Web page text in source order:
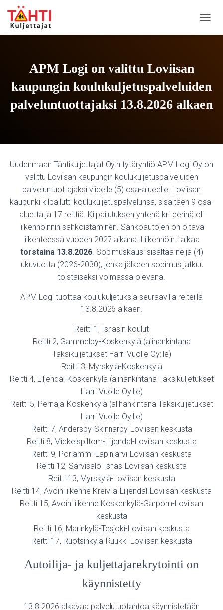
APM Logi on valittu Loviisan
kaupungin koulukuljetuspalveluiden
palveluntuottajaksi 13.8.2026 alkaen
Uudenmaan Tähtikuljettajat Oy:n tytäryhtiö APM Logi Oy on
valittu Loviisan kaupungin koulukuljetuspalveluiden
palveluntuottajaksi viidelle (5) osa-alueelle. Loviisan
kaupunki kilpailutti koulukuljetuspalvelunsa, sisältäen 9 osa-
aluetta ja 17 reittiä. Kilpailutuksen yhtenä kriteerinä oli
liikennöinnin sähköistäminen. Sähköautojen on oltava
liikenteessä vuoden 2027 aikana. Liikennöinti alkaa
torstaina 13.8.2026. Sopimuskausi sisältää neljä (4)
lukuvuotta (2026-2030), jonka jälkeen sopimus jatkuu
toistaiseksi voimassa olevana.
APM Logi tuottaa koulukuljetuksia seuraavilla reiteillä
13.8.2026 alkaen.
Reitti 1, Isnäsin koulut
Reitti 2, Gammelby-Koskenkylä (alihankintana
Taksikuljetukset Harri Vuolle Oy:lle)
Reitti 3, Myrskylä-Koskenkylä
Reitti 4, Liljendal-Koskenkylä (alihankintana Taksikuljetukset
Harri Vuolle Oy:lle)
Reitti 5, Pernaja-Koskenkylä (alihankintana Taksikuljetukset
Harri Vuolle Oy:lle)
Reitti 7, Andersby-Skinnarby-Loviisan keskusta
Reitti 8, Mickelspiltom-Liljendal-Loviisan keskusta
Reitti 9, Porlammi-Lapinjärvi-Loviisan keskusta
Reitti 12, Sarvisalo-Isnäs-Loviisan keskusta
Reitti 13, Myrskylä-Loviisan keskusta
Reitti 14, Avoin liikenne Kreivilä-Liljendal-Loviisan keskusta
Reitti 15, Avoin liikenne Koskenkylä-Garpom-Loviisan
keskusta
Reitti 16, Marinkylä-Tesjoki-Loviisan keskusta
Reitti 17, Ruotsinkylä-Ruukki-Loviisan keskusta
Autoilija- ja kuljettajarekrytointi on
käynnistetty
13.8.2026 alkavaa palvelutuotantoa käynnistetään